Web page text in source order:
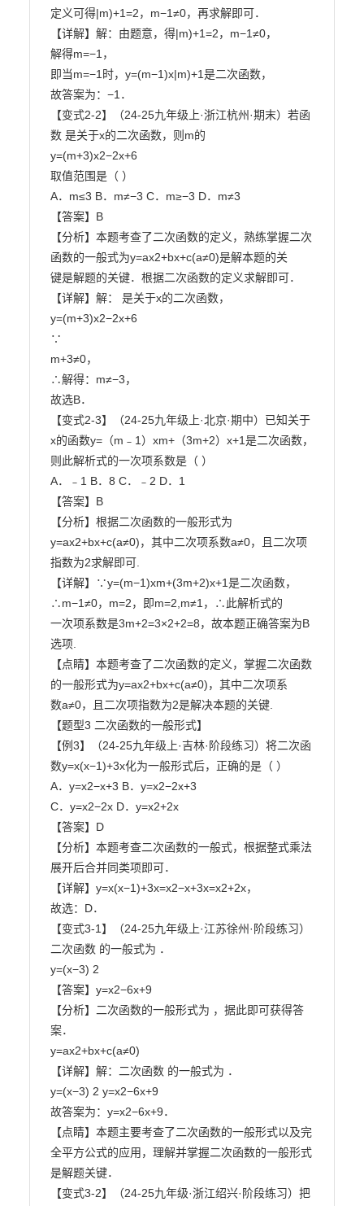
定义可得|m)+1=2，m−1≠0，再求解即可．
【详解】解：由题意，得|m)+1=2，m−1≠0，
解得m=−1，
即当m=−1时，y=(m−1)x|m)+1是二次函数，
故答案为：−1．
【变式2-2】（24-25九年级上·浙江杭州·期末）若函
数 是关于x的二次函数，则m的
y=(m+3)x2−2x+6
取值范围是（ ）
A．m≤3 B．m≠−3 C．m≥−3 D．m≠3
【答案】B
【分析】本题考查了二次函数的定义，熟练掌握二次
函数的一般式为y=ax2+bx+c(a≠0)是解本题的关
键是解题的关键．根据二次函数的定义求解即可．
【详解】解： 是关于x的二次函数，
y=(m+3)x2−2x+6
∵
m+3≠0，
∴解得：m≠−3，
故选B．
【变式2-3】（24-25九年级上·北京·期中）已知关于
x的函数y=（m﹣1）xm+（3m+2）x+1是二次函数，
则此解析式的一次项系数是（ ）
A．﹣1 B．8 C．﹣2 D．1
【答案】B
【分析】根据二次函数的一般形式为
y=ax2+bx+c(a≠0)，其中二次项系数a≠0，且二次项
指数为2求解即可.
【详解】∵y=(m−1)xm+(3m+2)x+1是二次函数，
∴m−1≠0，m=2，即m=2,m≠1，∴此解析式的
一次项系数是3m+2=3×2+2=8，故本题正确答案为B
选项.
【点睛】本题考查了二次函数的定义，掌握二次函数
的一般形式为y=ax2+bx+c(a≠0)，其中二次项系
数a≠0，且二次项指数为2是解决本题的关键.
【题型3 二次函数的一般形式】
【例3】（24-25九年级上·吉林·阶段练习）将二次函
数y=x(x−1)+3x化为一般形式后，正确的是（ ）
A．y=x2−x+3 B．y=x2−2x+3
C．y=x2−2x D．y=x2+2x
【答案】D
【分析】本题考查二次函数的一般式，根据整式乘法
展开后合并同类项即可．
【详解】y=x(x−1)+3x=x2−x+3x=x2+2x，
故选：D．
【变式3-1】（24-25九年级上·江苏徐州·阶段练习）
二次函数 的一般式为 ．
y=(x−3) 2
【答案】y=x2−6x+9
【分析】二次函数的一般形式为 ，据此即可获得答
案．
y=ax2+bx+c(a≠0)
【详解】解：二次函数 的一般式为 ．
y=(x−3) 2 y=x2−6x+9
故答案为：y=x2−6x+9．
【点睛】本题主要考查了二次函数的一般形式以及完
全平方公式的应用，理解并掌握二次函数的一般形式
是解题关键．
【变式3-2】（24-25九年级·浙江绍兴·阶段练习）把